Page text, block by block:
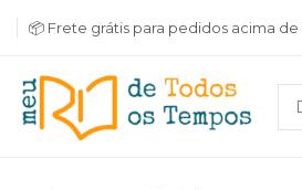
📦 Frete grátis para pedidos acima de